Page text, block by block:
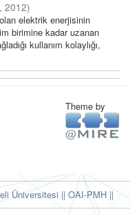
, 2012)
elektrik enerjisinin
birimine kadar uzanan
kullanım kolaylığı,
Theme by
Üniversitesi || OAI-PMH ||